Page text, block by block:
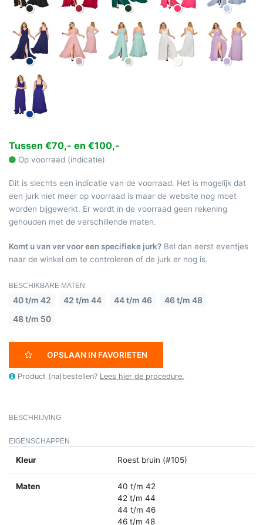
Tussen €70,- en €100,-
Op voorraad (indicatie)
Dit is slechts een indicatie van de voorraad. Het is mogelijk dat
een jurk niet meer op voorraad is maar de website nog moet
worden bijgewerkt. Er wordt in de voorraad geen rekening
gehouden met de verschillende maten.
Komt u van ver voor een specifieke jurk? Bel dan eerst eventjes
naar de winkel om te controleren of de jurk er nog is.
BESCHIKBARE MATEN
40 t/m 42 42 t/m 44 44 t/m 46
46 t/m 48
48 t/m 50
OPSLAAN IN FAVORIETEN
Product (na)bestellen? Lees hier de procedure.
BESCHRIJVING
EIGENSCHAPPEN
Kleur Roest bruin (#105)
Maten
40 t/m 42
42 t/m 44
44 t/m 46
46 t/m 48